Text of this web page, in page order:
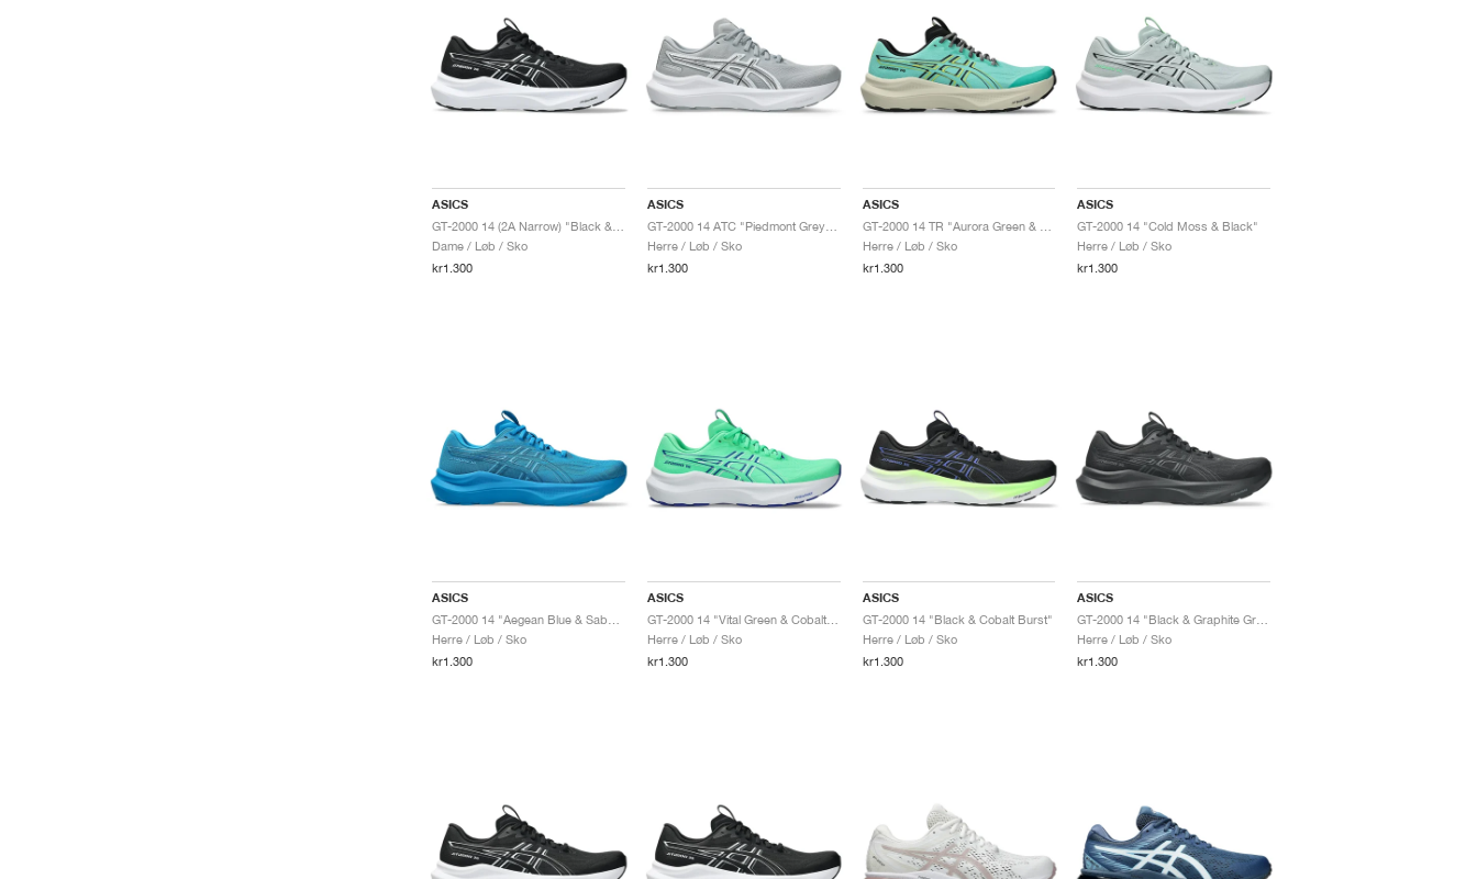
ASICS
Dame / Løb / Sko
kr1.300
ASICS
GT-2000 14 ATC "Piedmont Grey & Pure Silver"
Herre / Løb / Sko
kr1.300
ASICS
Herre / Løb / Sko
kr1.300
ASICS
GT-2000 14 "Cold Moss & Black"
Herre / Løb / Sko
kr1.300
ASICS
Herre / Løb / Sko
kr1.300
ASICS
GT-2000 14 "Vital Green & Cobalt Burst"
Herre / Løb / Sko
kr1.300
ASICS
GT-2000 14 "Black & Cobalt Burst"
Herre / Løb / Sko
kr1.300
ASICS
Herre / Løb / Sko
kr1.300